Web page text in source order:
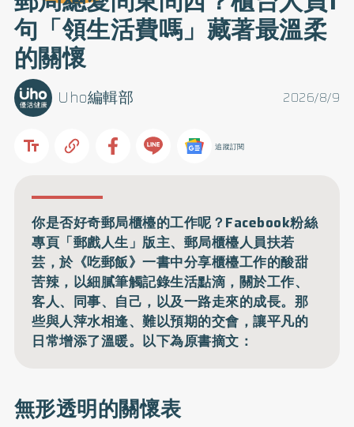
句「領生活費嗎」藏著最溫柔
的關懷
2026/8/9
Uho編輯部
追蹤訂閱
你是否好奇郵局櫃檯的工作呢？Facebook粉絲
專頁「郵戲人生」版主、郵局櫃檯人員扶若
芸，於《吃郵飯》一書中分享櫃檯工作的酸甜
苦辣，以細膩筆觸記錄生活點滴，關於工作、
客人、同事、自己，以及一路走來的成長。那
些與人萍水相逢、難以預期的交會，讓平凡的
日常增添了溫暖。以下為原書摘文：
無形透明的關懷表